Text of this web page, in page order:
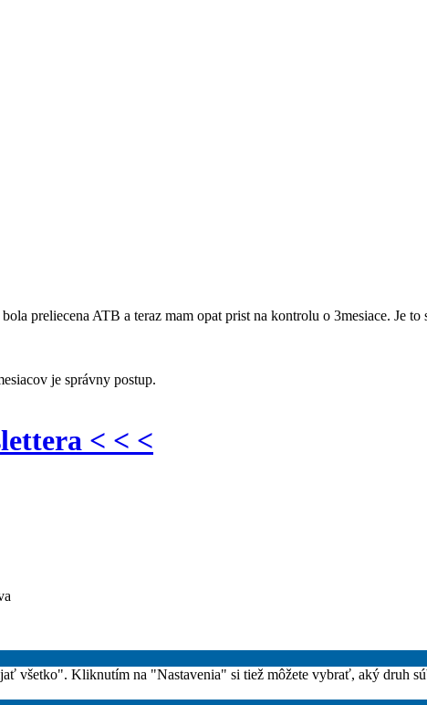
preliecena ATB a teraz mam opat prist na kontrolu o 3mesiace. Je
je správny postup.
< < <
všetko". Kliknutím na "Nastavenia" si tiež môžete vybrať, aký druh